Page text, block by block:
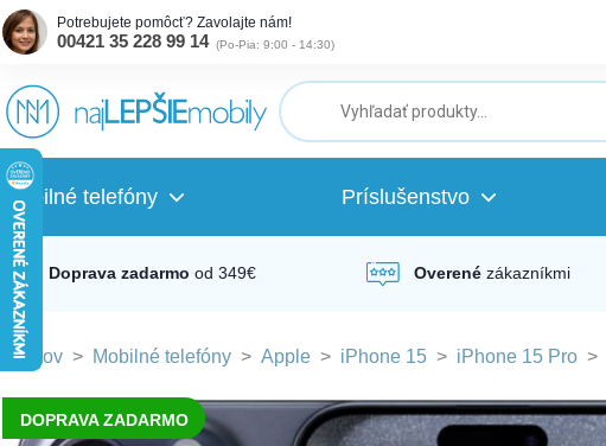
Potrebujete pomôcť? Zavolajte nám!
00421 35 228 99 14 (Po-Pia: 9:00 - 14:30)
Mobilné telefóny Príslušenstvo
Doprava zadarmo od 349€ Overené zákazníkmi
Domov > Mobilné telefóny > Apple > iPhone 15 > iPhone 15 Pro >
DOPRAVA ZADARMO